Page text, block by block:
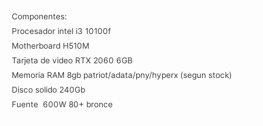
ssd
Componentes:
Procesador intel i3 10100f
Motherboard H510M
Tarjeta de video RTX 2060 6GB
Memoria RAM 8gb patriot/adata/pny/hyperx (segun stock)
Disco solido 240Gb
Fuente 600W 80+ bronce